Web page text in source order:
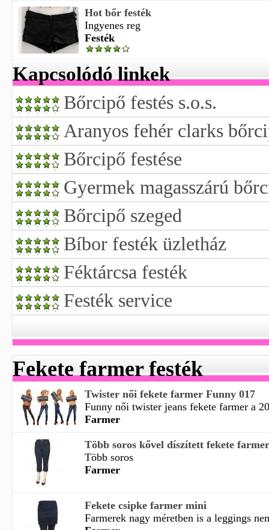
Hot bőr festék
Ingyenes reg
Festék
Kapcsolódó linkek
Bőrcipő festés s.o.s.
Aranyos fehér clarks
Bőrcipő festése
Gyermek magasszárú
Bőrcipő szeged
Bíbor festék üzletház
Féktárcsa festék
Festék service
Fekete farmer festék
Twister női fekete farmer Funny 017
Funny női twister jeans fekete farmer a
Farmer
Több soros kővel díszített fekete farmer
Több soros
Farmer
Fekete csipke farmer mini
Farmerek nagy méretben is a leggings